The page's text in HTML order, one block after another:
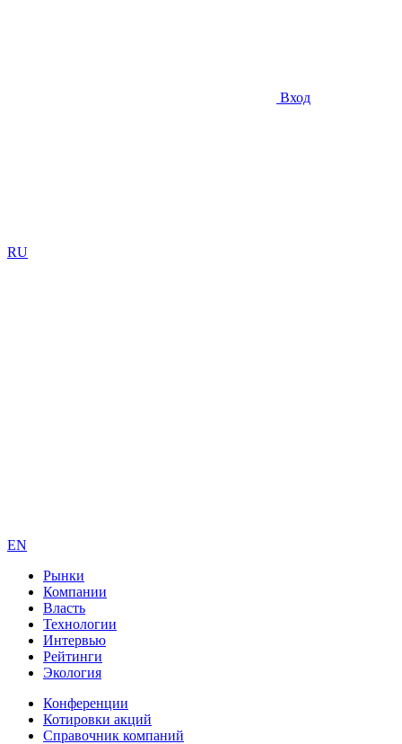
Вход
RU
EN
Рынки
Компании
Власть
Технологии
Интервью
Рейтинги
Экология
Конференции
Котировки акций
Справочник компаний